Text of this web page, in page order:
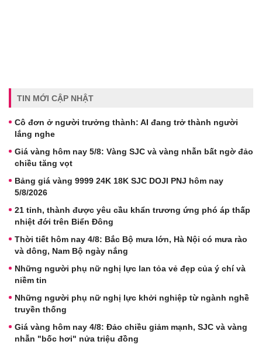
TIN MỚI CẬP NHẬT
Cô đơn ở người trưởng thành: AI đang trở thành người
lắng nghe
Giá vàng hôm nay 5/8: Vàng SJC và vàng nhẫn bất ngờ đảo
chiều tăng vọt
Bảng giá vàng 9999 24K 18K SJC DOJI PNJ hôm nay
5/8/2026
21 tỉnh, thành được yêu cầu khẩn trương ứng phó áp thấp
nhiệt đới trên Biển Đông
Thời tiết hôm nay 4/8: Bắc Bộ mưa lớn, Hà Nội có mưa rào
và dông, Nam Bộ ngày nắng
Những người phụ nữ nghị lực lan tỏa vẻ đẹp của ý chí và
niềm tin
Những người phụ nữ nghị lực khởi nghiệp từ ngành nghề
truyền thống
Giá vàng hôm nay 4/8: Đảo chiều giảm mạnh, SJC và vàng
nhẫn "bốc hơi" nửa triệu đồng